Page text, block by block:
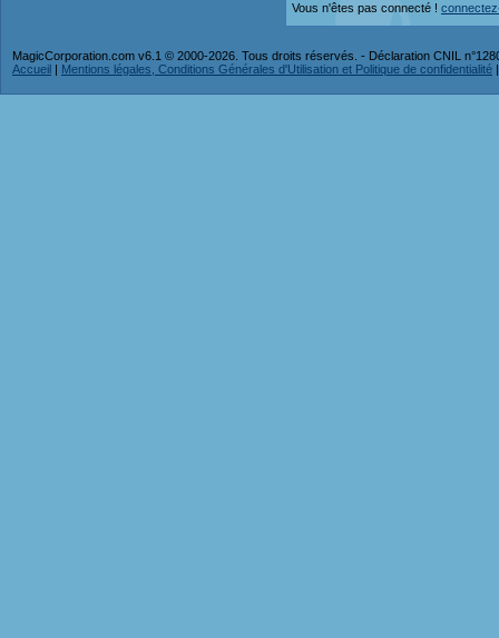
Vous n'êtes pas connecté !
MagicCorporation.com v6.1 © 2000-2026. Tous droits réservés. - Déclaration CNIL
Accueil | Mentions légales, Conditions Générales d'Utilisation et Politique de confidentialité